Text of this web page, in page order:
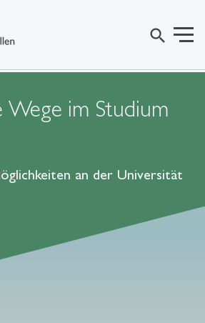
search
Wege im Studium
an der Universität